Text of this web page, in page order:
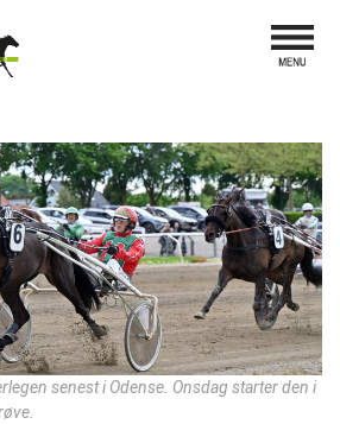
senest i Odense. Onsdag starter den i